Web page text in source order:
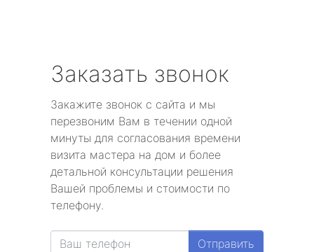
Заказать звонок
Закажите звонок с сайта и мы
перезвоним Вам в течении одной
минуты для согласования времени
визита мастера на дом и более
детальной консультации решения
Вашей проблемы и стоимости по
телефону.
Отправить